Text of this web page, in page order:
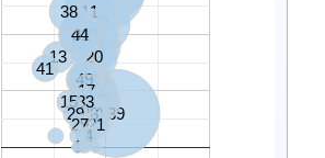
39
18
11
45
48
20
31
44
12
32
38
2
10
24
40
49
17
13
30
6
28
33
21
41
15
29
9
27
34
1